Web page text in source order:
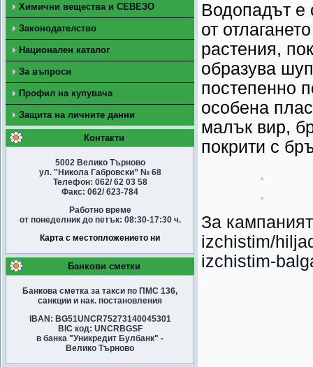
Химични вещества и СЕВЕЗО
Законодателство
Национален каталог
За въпроси
Профил на купувача
Защита на личните данни
Контакти
5002 Велико Търново
ул. "Никола Габровски” № 68
Телефон: 062/ 62 03 58
Факс: 062/ 623-784
Работно време
от понеделник до петък: 08:30-17:30 ч.
Карта с местопложението ни
Банкови сметки
Банкова сметка за такси по ПМС 136,
санкции и нак. постановления
IBAN: BG51UNCR75273140045301
BIC код: UNCRBGSF
в банка "Уникредит Булбанк" -
Велико Търново
Водопадът е
от
растения,
образува
постепенно
особена
малък вир,
покрити с
За
izchistim/
izchistim-